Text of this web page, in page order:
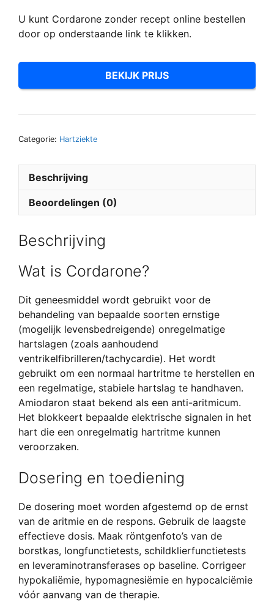
U kunt Cordarone zonder recept online bestellen
door op onderstaande link te klikken.
BEKIJK PRIJS
Categorie: Hartziekte
Beschrijving
Beoordelingen (0)
Beschrijving
Wat is Cordarone?
Dit geneesmiddel wordt gebruikt voor de
behandeling van bepaalde soorten ernstige
(mogelijk levensbedreigende) onregelmatige
hartslagen (zoals aanhoudend
ventrikelfibrilleren/tachycardie). Het wordt
gebruikt om een normaal hartritme te herstellen en
een regelmatige, stabiele hartslag te handhaven.
Amiodaron staat bekend als een anti-aritmicum.
Het blokkeert bepaalde elektrische signalen in het
hart die een onregelmatig hartritme kunnen
veroorzaken.
Dosering en toediening
De dosering moet worden afgestemd op de ernst
van de aritmie en de respons. Gebruik de laagste
effectieve dosis. Maak röntgenfoto’s van de
borstkas, longfunctietests, schildklierfunctietests
en leveraminotransferases op baseline. Corrigeer
hypokaliëmie, hypomagnesiëmie en hypocalciëmie
vóór aanvang van de therapie.